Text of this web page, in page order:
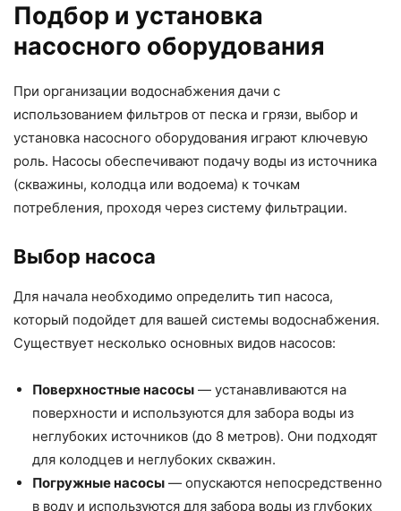
Подбор и установка
насосного оборудования
При организации водоснабжения дачи с
использованием фильтров от песка и грязи, выбор и
установка насосного оборудования играют ключевую
роль. Насосы обеспечивают подачу воды из источника
(скважины, колодца или водоема) к точкам
потребления, проходя через систему фильтрации.
Выбор насоса
Для начала необходимо определить тип насоса,
который подойдет для вашей системы водоснабжения.
Существует несколько основных видов насосов:
Поверхностные насосы — устанавливаются на
поверхности и используются для забора воды из
неглубоких источников (до 8 метров). Они подходят
для колодцев и неглубоких скважин.
Погружные насосы — опускаются непосредственно
в воду и используются для забора воды из глубоких